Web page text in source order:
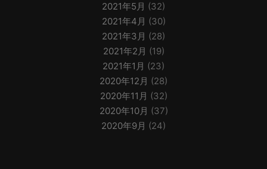
2021年5月 (32)
2021年4月 (30)
2021年3月 (28)
2021年2月 (19)
2021年1月 (23)
2020年12月 (28)
2020年11月 (32)
2020年10月 (37)
2020年9月 (24)